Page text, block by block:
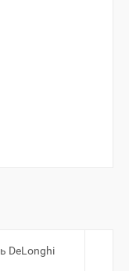
DeLonghi